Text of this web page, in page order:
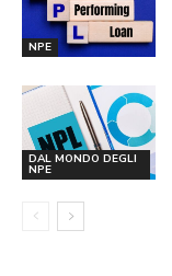
NPE
DAL MONDO DEGLI
NPE